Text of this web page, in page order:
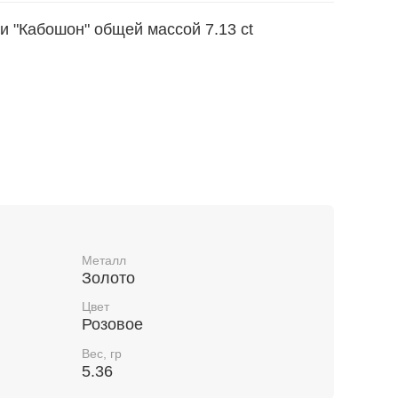
"Кабошон" общей массой 7.13 ct
Металл
Золото
Цвет
Розовое
Вес, гр
5.36